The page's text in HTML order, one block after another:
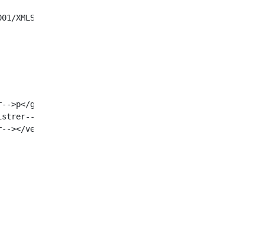
instance" xsi:schemaLocation="http://
>p</groupId>
></artifactId>
></version>